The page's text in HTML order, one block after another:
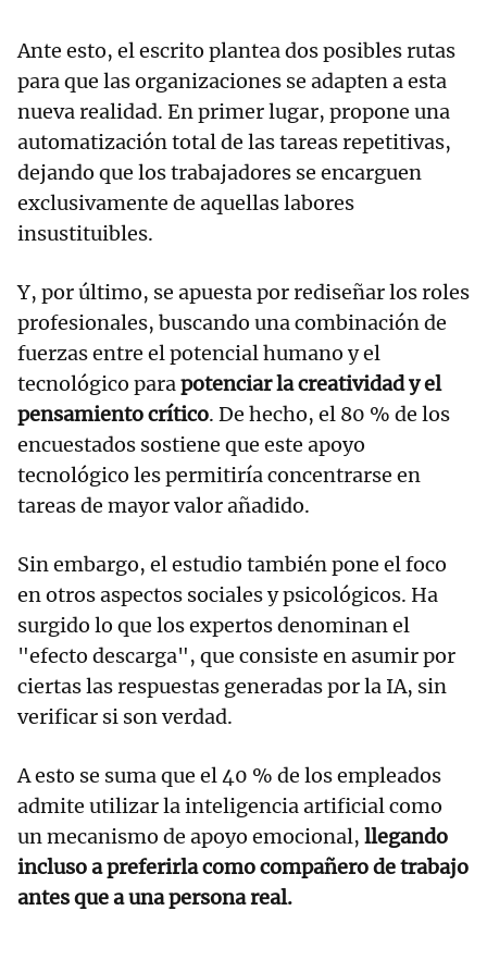
Ante esto, el escrito plantea dos posibles rutas
para que las organizaciones se adapten a esta
nueva realidad. En primer lugar, propone una
automatización total de las tareas repetitivas,
dejando que los trabajadores se encarguen
exclusivamente de aquellas labores
insustituibles.
Y, por último, se apuesta por rediseñar los roles
profesionales, buscando una combinación de
fuerzas entre el potencial humano y el
tecnológico parapotenciar la creatividad y el
pensamiento crítico. De hecho, el 80 % de los
encuestados sostiene que este apoyo
tecnológico les permitiría concentrarse en
tareas de mayor valor añadido.
Sin embargo, el estudio también pone el foco
en otros aspectos sociales y psicológicos. Ha
surgido lo que los expertos denominan el
"efecto descarga", que consiste en asumir por
ciertas las respuestas generadas por la IA, sin
verificar si son verdad.
A esto se suma que el 40 % de los empleados
admite utilizar la inteligencia artificial como
un mecanismo de apoyo emocional, llegando
incluso a preferirla como compañero de trabajo
antes que a una persona real.